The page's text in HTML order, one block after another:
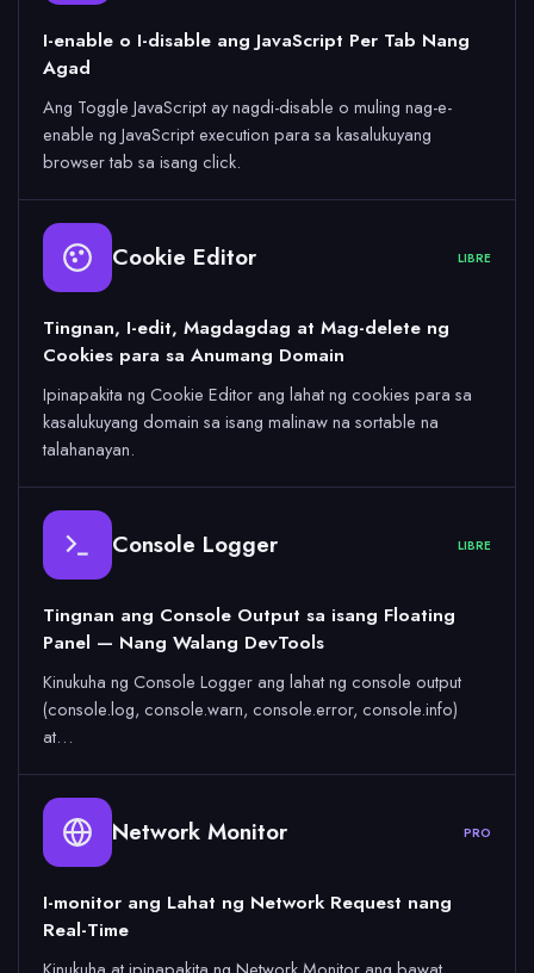
I-enable o I-disable ang JavaScript Per Tab Nang
Agad
Ang Toggle JavaScript ay nagdi-disable o muling nag-e-
enable ng JavaScript execution para sa kasalukuyang
browser tab sa isang click.
Cookie Editor LIBRE
Tingnan, I-edit, Magdagdag at Mag-delete ng
Cookies para sa Anumang Domain
Ipinapakita ng Cookie Editor ang lahat ng cookies para sa
kasalukuyang domain sa isang malinaw na sortable na
talahanayan.
Console Logger LIBRE
Tingnan ang Console Output sa isang Floating
Panel — Nang Walang DevTools
Kinukuha ng Console Logger ang lahat ng console output
(console.log, console.warn, console.error, console.info)
at…
Network Monitor PRO
I-monitor ang Lahat ng Network Request nang
Real-Time